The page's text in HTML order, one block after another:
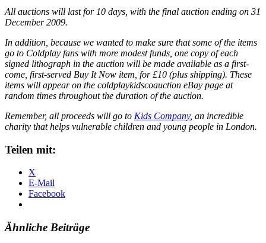
All auctions will last for 10 days, with the final auction ending on 31
December 2009.
In addition, because we wanted to make sure that some of the items
go to Coldplay fans with more modest funds, one copy of each
signed lithograph in the auction will be made available as a first-
come, first-served Buy It Now item, for £10 (plus shipping). These
items will appear on the coldplaykidscoauction eBay page at
random times throughout the duration of the auction.
Remember, all proceeds will go to Kids Company, an incredible
charity that helps vulnerable children and young people in London.
Teilen mit:
X
E-Mail
Facebook
Ähnliche Beiträge